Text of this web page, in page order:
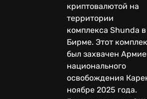
криптовалютой на
территории
комплекса Shunda в
Бирме. Этот
был захвачен
национального
освобождения
ноябре 2025 года.